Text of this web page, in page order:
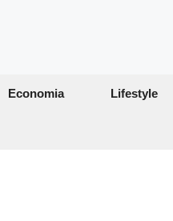
Economia Lifestyle